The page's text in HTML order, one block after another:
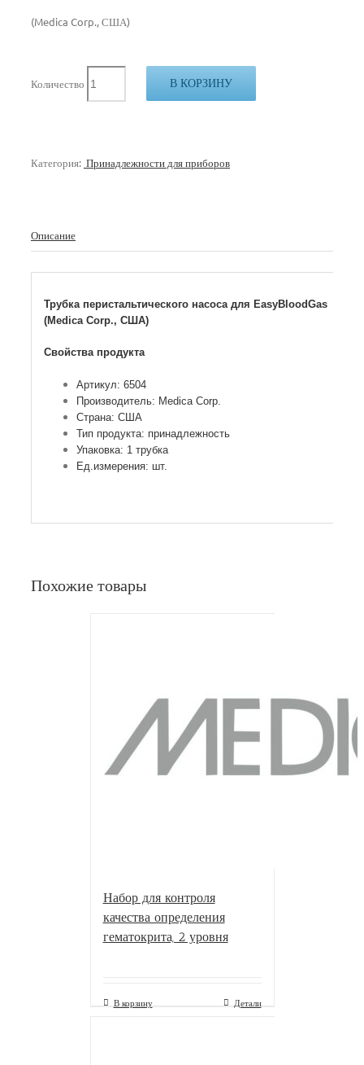
(Medica Corp., США)
Количество В КОРЗИНУ
Категория: Принадлежности для приборов
Описание
Трубка перистальтического насоса для EasyBloodGas
(Medica Corp., США)
Свойства продукта
Артикул: 6504
Производитель: Medica Corp.
Страна: США
Тип продукта: принадлежность
Упаковка: 1 трубка
Ед.измерения: шт.
Похожие товары
Набор для контроля
качества определения
гематокрита, 2 уровня
В корзину Детали